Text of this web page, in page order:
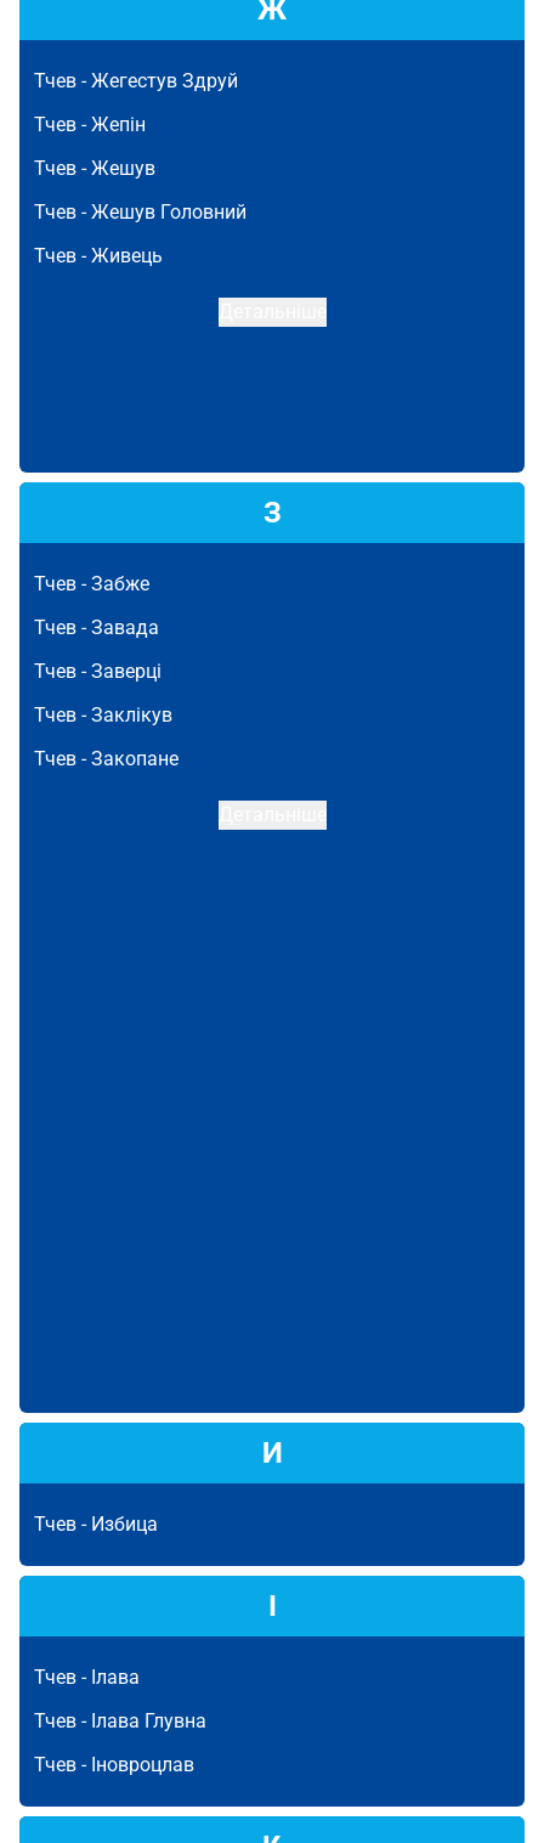
Ж
Тчев -Жегестув Здруй
Тчев -Жепін
Тчев -Жешув
Тчев -Жешув Головний
Тчев -Живець
З
Тчев -Забже
Тчев -Завада
Тчев -Заверці
Тчев -Заклікув
Тчев -Закопане
И
Тчев - Избица
І
Тчев - Ілава
Тчев - Ілава Глувна
Тчев - Іновроцлав